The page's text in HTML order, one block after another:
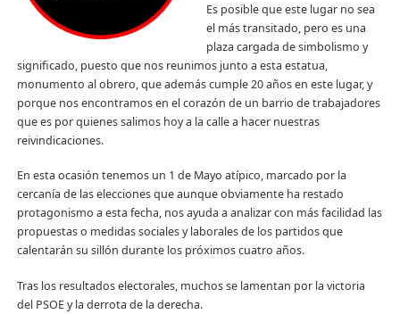
Es posible que este lugar no sea
el más transitado, pero es una
plaza cargada de simbolismo y
significado, puesto que nos reunimos junto a esta estatua,
monumento al obrero, que además cumple 20 años en este lugar, y
porque nos encontramos en el corazón de un barrio de trabajadores
que es por quienes salimos hoy a la calle a hacer nuestras
reivindicaciones.
En esta ocasión tenemos un 1 de Mayo atípico, marcado por la
cercanía de las elecciones que aunque obviamente ha restado
protagonismo a esta fecha, nos ayuda a analizar con más facilidad las
propuestas o medidas sociales y laborales de los partidos que
calentarán su sillón durante los próximos cuatro años.
Tras los resultados electorales, muchos se lamentan por la victoria
del PSOE y la derrota de la derecha.